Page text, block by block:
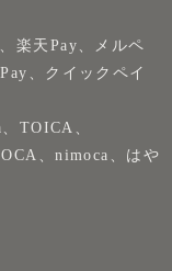
楽天Pay、メルペ
、クイックペイ
TOICA、
、nimoca、はや